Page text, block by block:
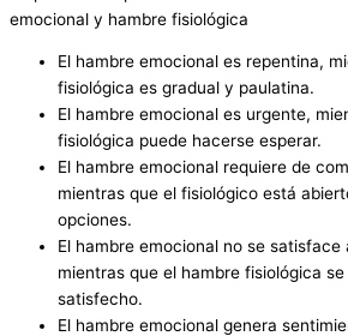
emocional y hambre fisiológica
El hambre emocional es repentina,
fisiológica es gradual y paulatina.
El hambre emocional es urgente,
fisiológica puede hacerse esperar.
El hambre emocional requiere de
mientras que el fisiológico está
opciones.
El hambre emocional no se satisface
mientras que el hambre fisiológica
satisfecho.
El hambre emocional genera